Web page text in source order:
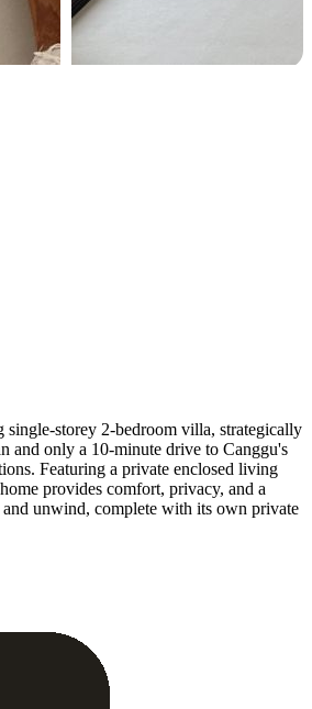
single-storey 2-bedroom villa, strategically
and only a 10-minute drive to Canggu's
Featuring a private enclosed living
provides comfort, privacy, and a
and unwind, complete with its own private